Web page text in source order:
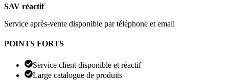
SAV réactif
Service après-vente disponible par téléphone et email
POINTS FORTS
Service client disponible et réactif
Large catalogue de produits